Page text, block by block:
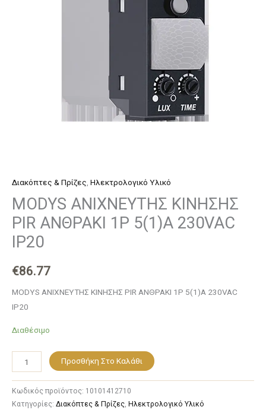
Διακόπτες & Πρίζες, Ηλεκτρολογικό Υλικό
MODYS ΑΝΙΧΝΕΥΤΗΣ ΚΙΝΗΣΗΣ
PIR ΑΝΘΡΑΚΙ 1P 5(1)A 230VAC
IP20
€86.77
MODYS ΑΝΙΧΝΕΥΤΗΣ ΚΙΝΗΣΗΣ PIR ΑΝΘΡΑΚΙ 1P 5(1)A 230VAC
IP20
Διαθέσιμο
Προσθήκη Στο Καλάθι
Κωδικός προϊόντος: 10101412710
Κατηγορίες: Διακόπτες & Πρίζες, Ηλεκτρολογικό Υλικό